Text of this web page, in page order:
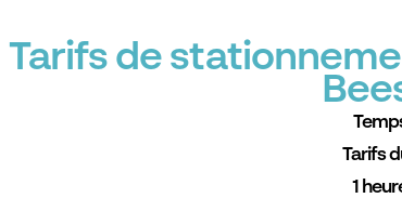
Tarifs de
Tarifs
1